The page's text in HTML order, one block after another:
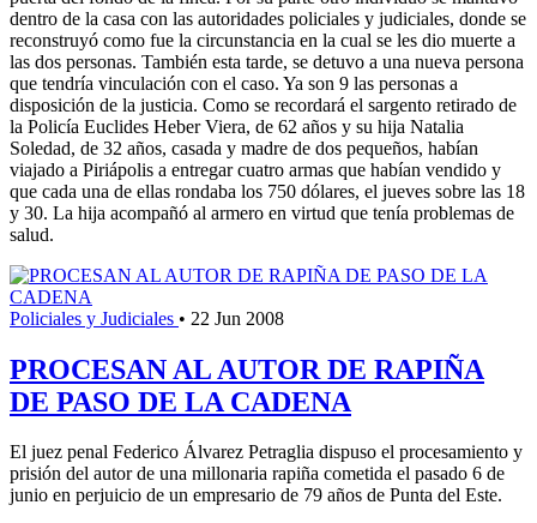
dentro de la casa con las autoridades policiales y judiciales, donde se
reconstruyó como fue la circunstancia en la cual se les dio muerte a
las dos personas. También esta tarde, se detuvo a una nueva persona
que tendría vinculación con el caso. Ya son 9 las personas a
disposición de la justicia. Como se recordará el sargento retirado de
la Policía Euclides Heber Viera, de 62 años y su hija Natalia
Soledad, de 32 años, casada y madre de dos pequeños, habían
viajado a Piriápolis a entregar cuatro armas que habían vendido y
que cada una de ellas rondaba los 750 dólares, el jueves sobre las 18
y 30. La hija acompañó al armero en virtud que tenía problemas de
salud.
Policiales y Judiciales • 22 Jun 2008
PROCESAN AL AUTOR DE RAPIÑA
DE PASO DE LA CADENA
El juez penal Federico Álvarez Petraglia dispuso el procesamiento y
prisión del autor de una millonaria rapiña cometida el pasado 6 de
junio en perjuicio de un empresario de 79 años de Punta del Este.